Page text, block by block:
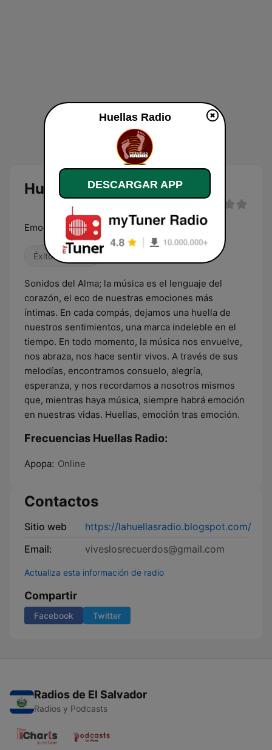
Huellas Radio
Emoción tras emoción
Éxitos clásicos
Sonidos del Alma; la música es el lenguaje del
corazón, el eco de nuestras emociones más
íntimas. En cada compás, dejamos una huella de
nuestros sentimientos, una marca indeleble en el
tiempo. En todo momento, la música nos envuelve,
nos abraza, nos hace sentir vivos. A través de sus
melodías, encontramos consuelo, alegría,
esperanza, y nos recordamos a nosotros mismos
que, mientras haya música, siempre habrá emoción
en nuestras vidas. Huellas, emoción tras emoción.
Frecuencias Huellas Radio:
Apopa: Online
Contactos
Sitio web
https://lahuellasradio.blogspot.com/
Email:
viveslosrecuerdos@gmail.com
Actualiza esta información de radio
Compartir
Facebook Twitter
Radios de El Salvador
Radios y Podcasts
Huellas Radio
DESCARGAR APP